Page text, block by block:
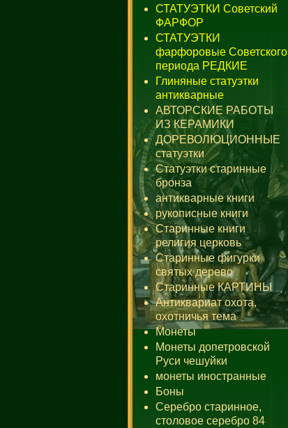
СТАТУЭТКИ Советский
ФАРФОР
СТАТУЭТКИ
фарфоровые Советского
периода РЕДКИЕ
Глиняные статуэтки
антикварные
АВТОРСКИЕ РАБОТЫ
ИЗ КЕРАМИКИ
ДОРЕВОЛЮЦИОННЫЕ
статуэтки
Статуэтки старинные
бронза
антикварные книги
рукописные книги
Старинные книги
религия церковь
Старинные фигурки
святых дерево
Старинные КАРТИНЫ
Антиквариат охота,
охотничья тема
Монеты
Монеты допетровской
Руси чешуйки
монеты иностранные
Боны
Серебро старинное,
столовое серебро 84